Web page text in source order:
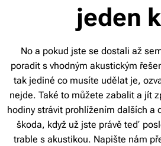
jeden
No a pokud jste se dostali až
poradit s vhodným akustickým
tak jediné co musíte udělat je,
nejde. Také to můžete zabalit a jít
hodiny strávit prohlížením dalších a
škoda, když už jste právě teď
trable s akustikou. Napište nám